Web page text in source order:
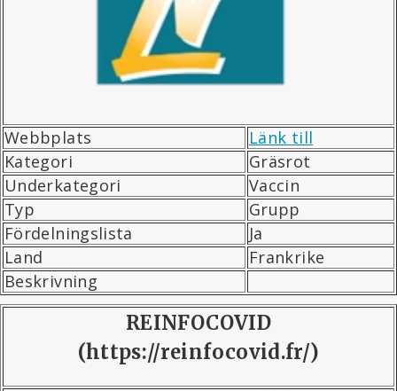
Webbplats
Länk till
Kategori
Gräsrot
Underkategori
Vaccin
Typ
Grupp
Fördelningslista
Ja
Land
Frankrike
Beskrivning
REINFOCOVID
(https://reinfocovid.fr/)